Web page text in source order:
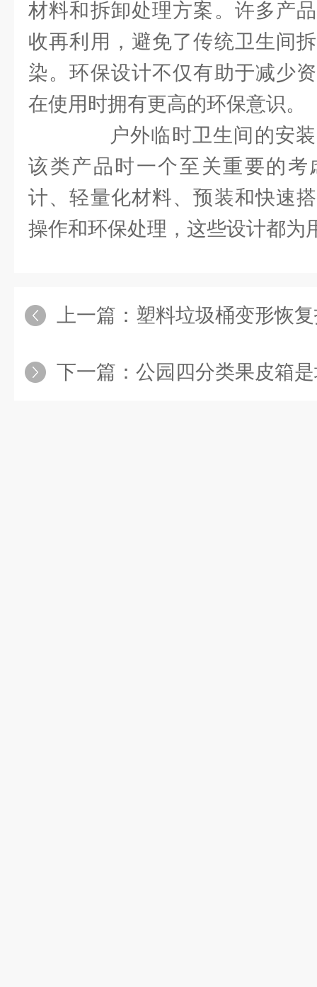
材料和拆卸处理方案。许多产
收再利用，避免了传统卫生间
染。环保设计不仅有助于减少
在使用时拥有更高的环保意识。
户外临时卫生间的安装
该类产品时一个至关重要的考
计、轻量化材料、预装和快速
操作和环保处理，这些设计都为
上一篇： 塑料垃圾桶变形恢复指南
下一篇： 公园四分类果皮箱是垃圾分